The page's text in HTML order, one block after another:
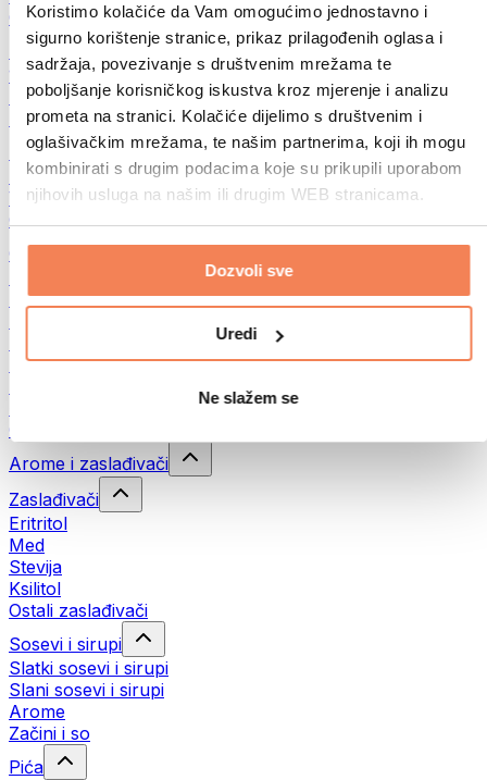
Koristimo kolačiće da Vam omogućimo jednostavno i
sigurno korištenje stranice, prikaz prilagođenih oglasa i
sadržaja, povezivanje s društvenim mrežama te
poboljšanje korisničkog iskustva kroz mjerenje i analizu
prometa na stranici. Kolačiće dijelimo s društvenim i
oglašivačkim mrežama, te našim partnerima, koji ih mogu
kombinirati s drugim podacima koje su prikupili uporabom
njihovih usluga na našim ili drugim WEB stranicama.
Dozvoli sve
Uredi
Ne slažem se
Ostala fitnes jela
Puteri od orašastih plodova
100% namazi od orašastih plodova
Slatki namazi od orašastih plodova
Proteinski namazi od orašastih plodova
Superhrana
Zelena superhrana
Vlakna
Ostala superhrana
Grickalice
Suvo meso
Proteinski čips
Ostale grickalice
Arome i zaslađivači
Zaslađivači
Eritritol
Med
Stevija
Ksilitol
Ostali zaslađivači
Sosevi i sirupi
Slatki sosevi i sirupi
Slani sosevi i sirupi
Arome
Začini i so
Pića